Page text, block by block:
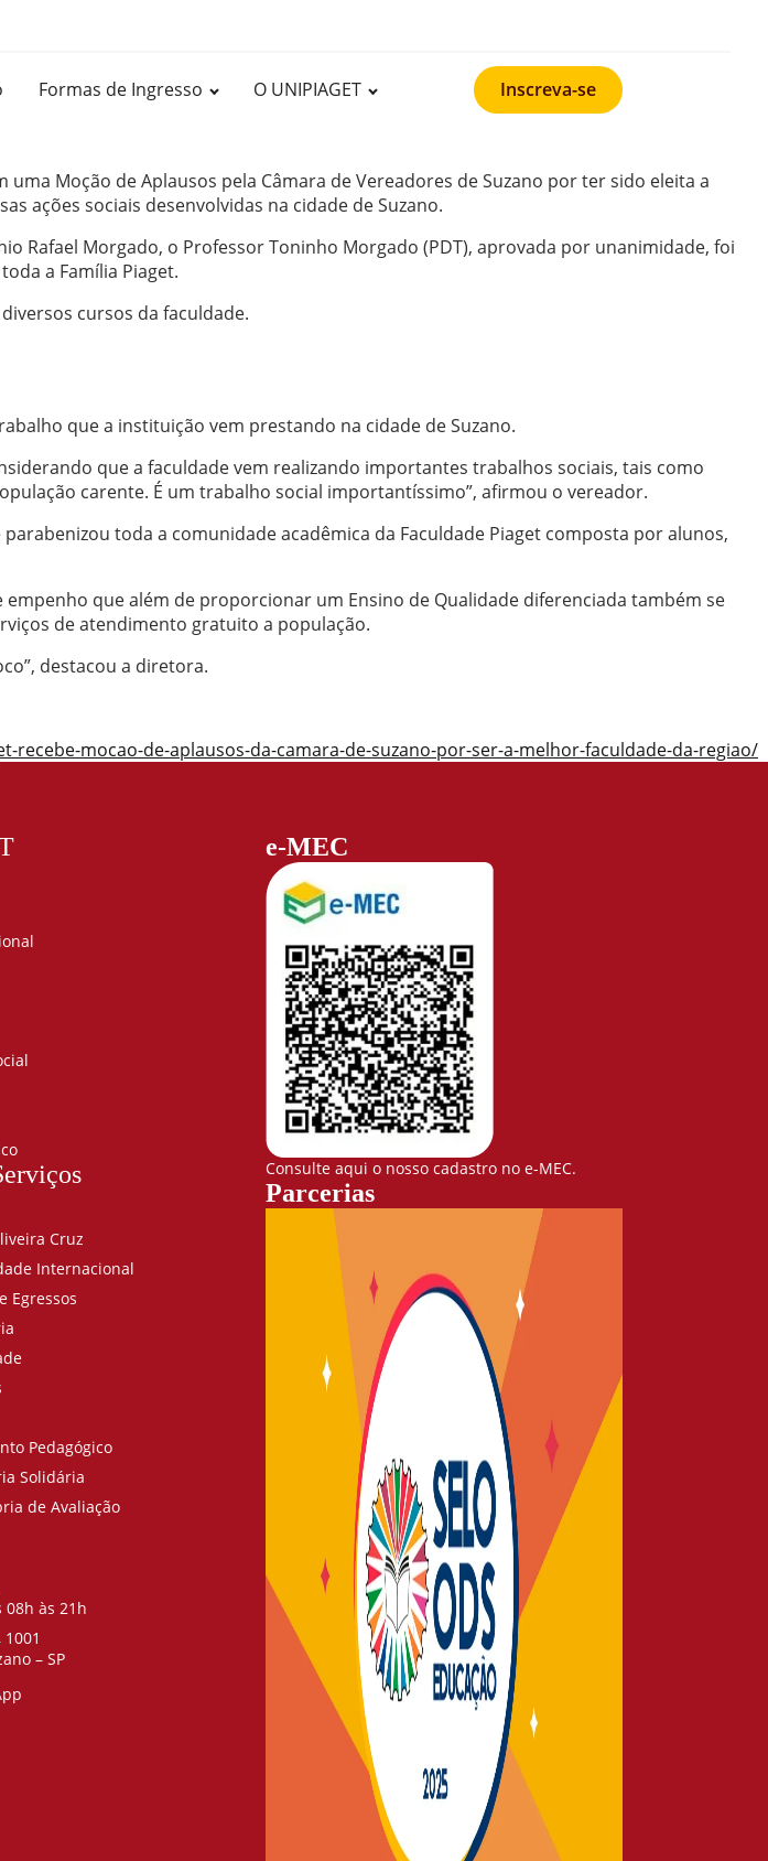
Formas de Ingresso O UNIPIAGET Inscreva-se
Moção de Aplausos pela Câmara de Vereadores de Suzano por ter sido eleita a
ações sociais desenvolvidas na cidade de Suzano.
Rafael Morgado, o Professor Toninho Morgado (PDT), aprovada por unanimidade, foi
a Família Piaget.
cursos da faculdade.
que a instituição vem prestando na cidade de Suzano.
que a faculdade vem realizando importantes trabalhos sociais, tais como
carente. É um trabalho social importantíssimo”, afirmou o vereador.
toda a comunidade acadêmica da Faculdade Piaget composta por alunos,
que além de proporcionar um Ensino de Qualidade diferenciada também se
de atendimento gratuito a população.
destacou a diretora.
mocao-de-aplausos-da-camara-de-suzano-por-ser-a-melhor-faculdade-da-regiao/
Cruz
Internacional
Egressos
Pedagógico
Solidária
de Avaliação
08h às 21h
– SP
e-MEC
Consulte aqui o nosso cadastro no e-MEC.
Parcerias